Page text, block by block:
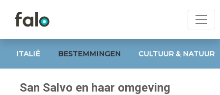
ITALIË BESTEMMINGEN CULTUUR & NATUUR
San Salvo en haar omgeving